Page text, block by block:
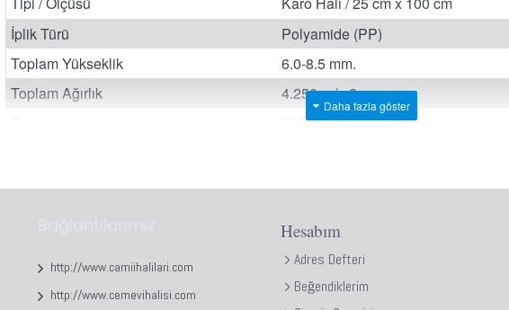
İplik Türü
Polyamide (PP)
Toplam Yükseklik
6.0-8.5 mm.
Toplam Ağırlık
4.250 gr/m2
PVC
Paket içeriği (Adeti) bozulmadan kutu bazında satılır. Metrekare / fire
Web sayfamızda kullanılan temsili resim ve fotoğraflar ile gerçek ürün
olabilir.
Bağlantılarımız
http://www.camiihalilari.com
http://www.cemevihalisi.com
Hesabım
Adres Defteri
Beğendiklerim